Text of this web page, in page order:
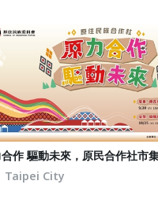
作 驅動未來，原民合作社市
Taipei City